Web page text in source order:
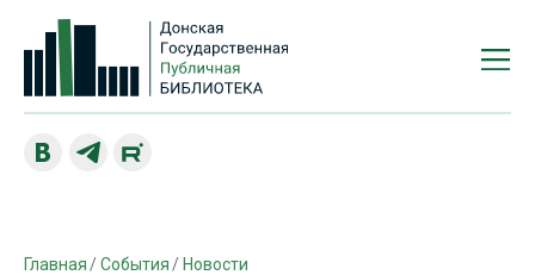
Главная События
Новости